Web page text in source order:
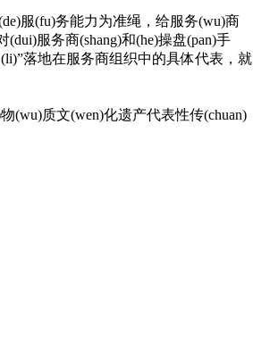
服(fu)务能力为准绳，给服务(wu)商
(dui)服务商(shang)和(he)操盘(pan)手
落地在服务商组织中的具体代表，就
物(wu)质文(wen)化遗产代表性传(chuan)